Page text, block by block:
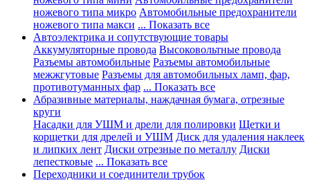
ножевого типа микро Автомобильные предохранители
ножевого типа макси ... Показать все
Автоэлектрика и сопутствующие товары
Аккумуляторные провода Высоковольтные провода
Разъемы автомобильные Разъемы автомобильные
межжгутовые Разъемы для автомобильных ламп, фар,
противотуманных фар ... Показать все
Абразивные материалы, наждачная бумага, отрезные
круги
Насадки для УШМ и дрели для полировки Щетки и
корщетки для дрелей и УШМ Диск для удаления наклеек
и липких лент Диски отрезные по металлу Диски
лепестковые ... Показать все
Переходники и соединители трубок